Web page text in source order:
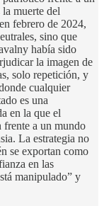
muerte del
febrero de 2024,
sino que
había sido
la imagen de
solo repetición, y
cualquier
es una
en la que el
frente a un mundo
La estrategia no
se exportan como
en las
manipulado” y